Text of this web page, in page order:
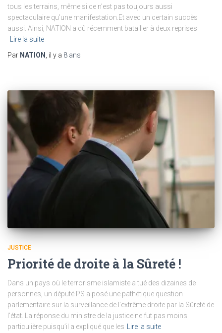
tous les terrains, même si ce n’est pas toujours aussi
spectaculaire qu’une manifestation.Et avec un certain succès
aussi. Ainsi, NATION a dû récemment batailler à deux reprises
Lire la suite
Par NATION , il y a 8 ans
JUSTICE
Priorité de droite à la Sûreté !
Dans un pays où le terrorisme islamiste a tué des dizaines de
personnes, un député PS a posé une pathétique question
parlementaire sur la surveillance de l’extrême droite par la Sûreté de
l’état. La réponse du ministre de la justice ne fut pas moins
particulière puisqu’il a expliqué que les Lire la suite